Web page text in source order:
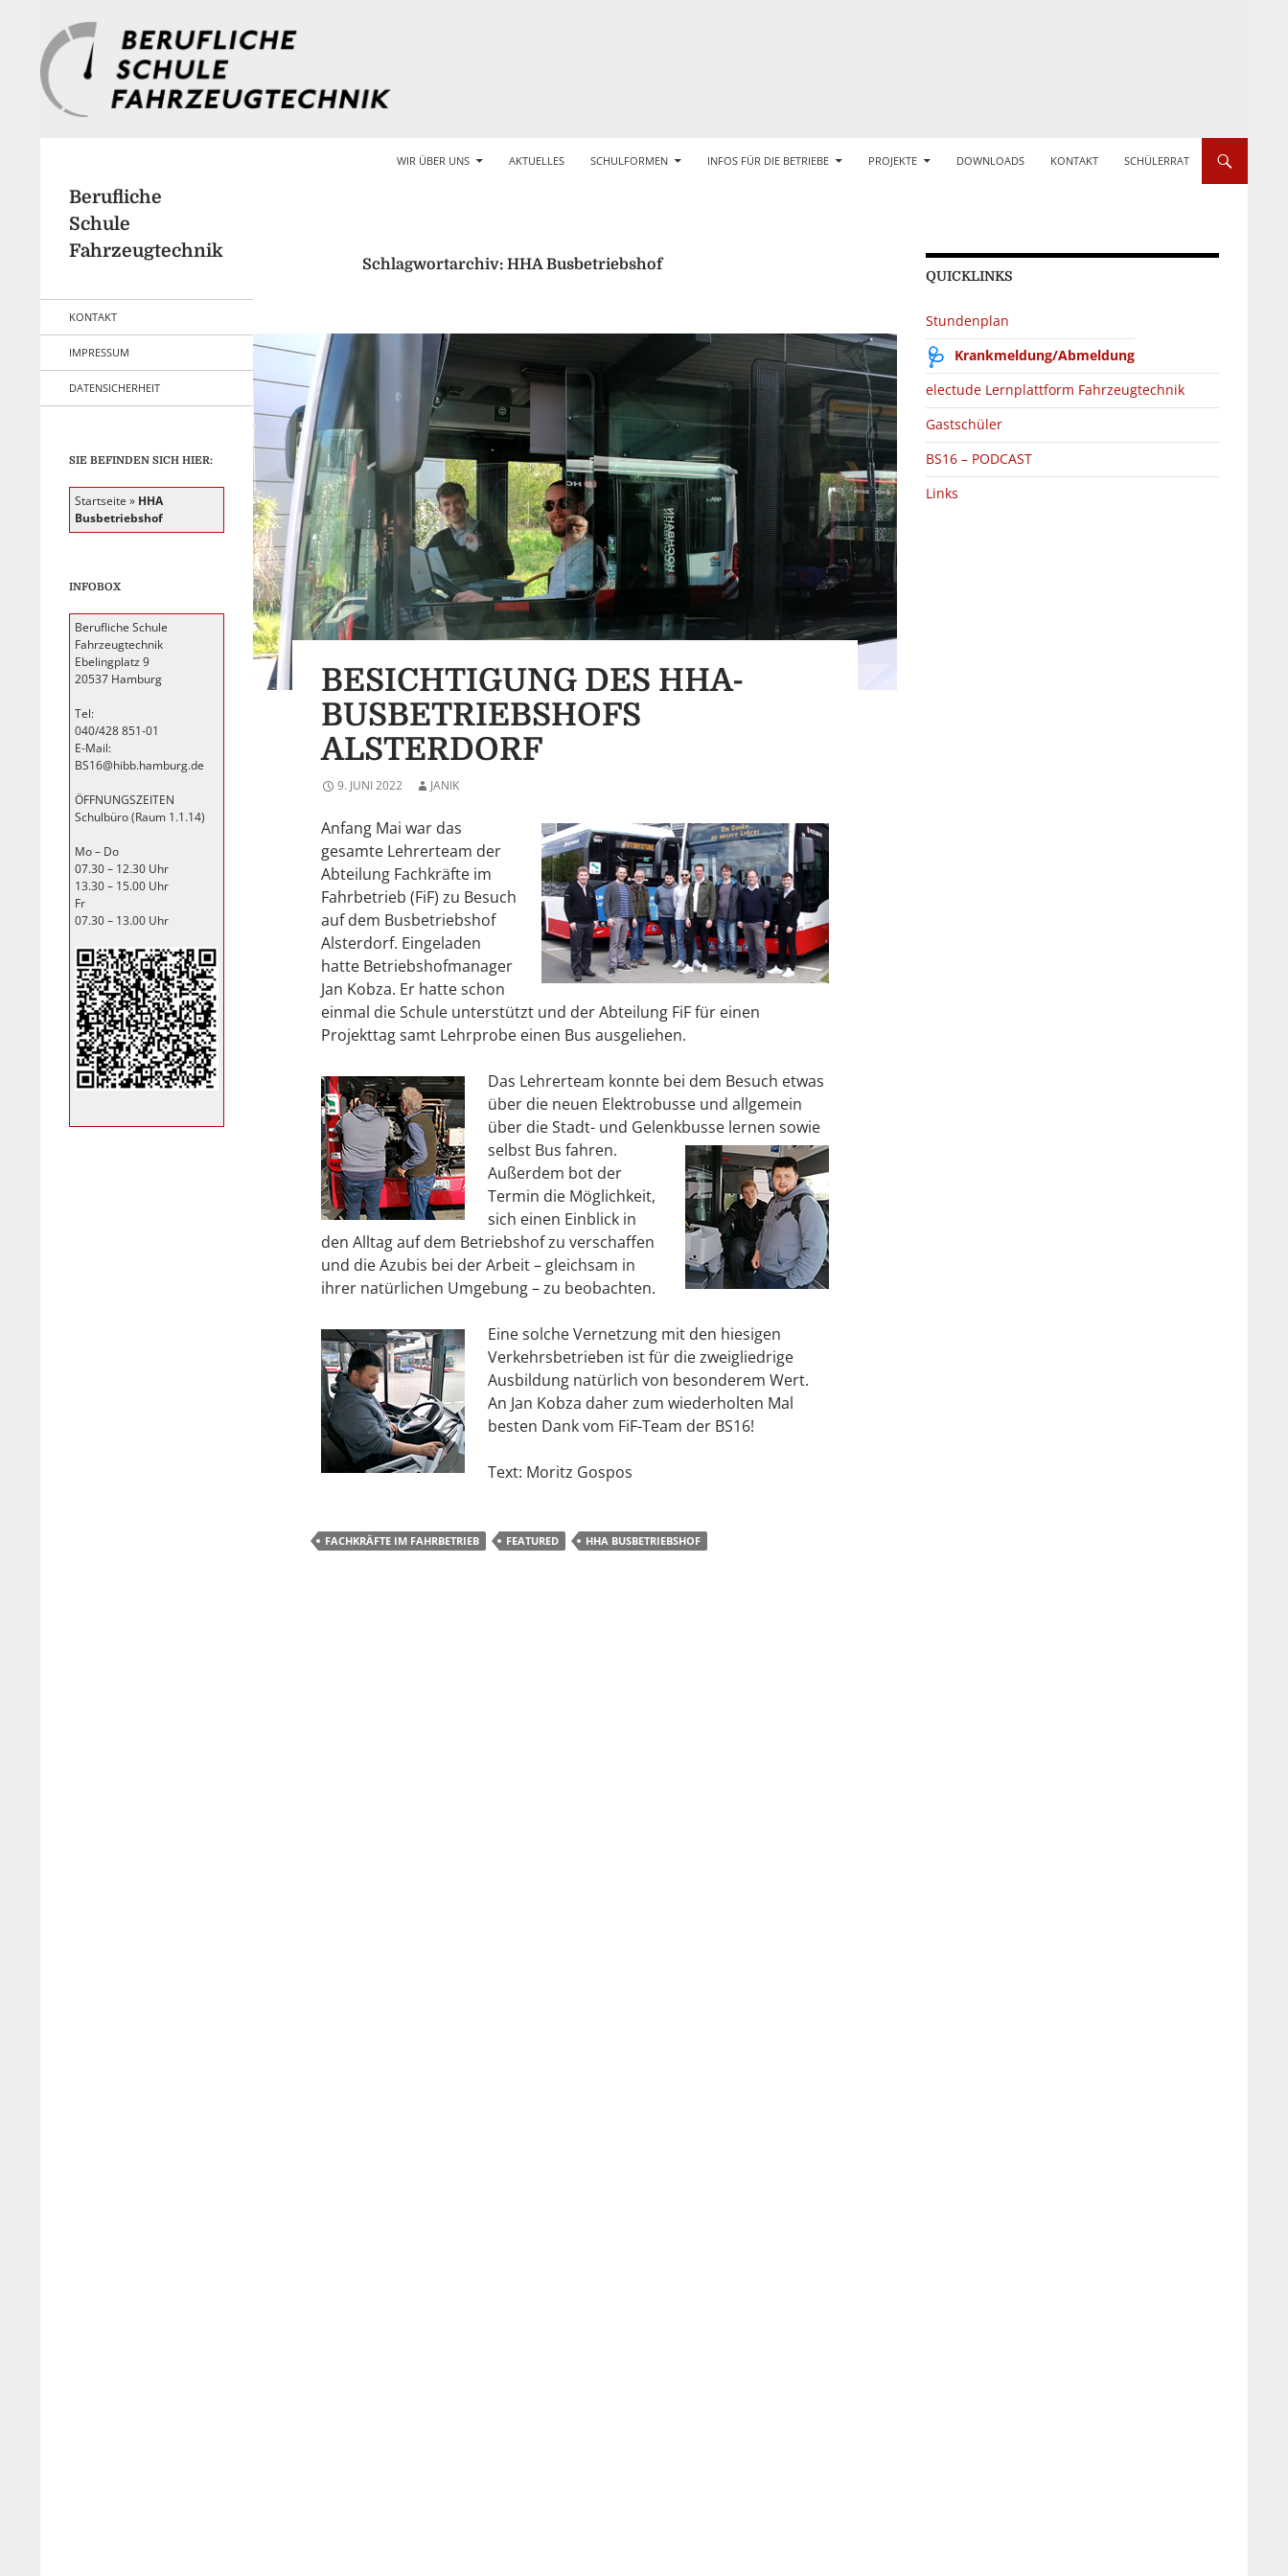
springen
WIR ÜBER UNS AKTUELLES SCHULFORMEN INFOS FÜR DIE BETRIEBE PROJEKTE DOWNLOADS KONTAKT SCHÜLERRAT
Schlagwortarchiv: HHA Busbetriebshof
BESICHTIGUNG DES HHA-
BUSBETRIEBSHOFS
ALSTERDORF
9. JUNI 2022 JANIK
Anfang Mai war das
gesamte Lehrerteam der
Abteilung Fachkräfte im
Fahrbetrieb (FiF) zu Besuch
auf dem Busbetriebshof
Alsterdorf. Eingeladen
hatte Betriebshofmanager
Jan Kobza. Er hatte schon
einmal die Schule unterstützt und der Abteilung FiF für einen
Projekttag samt Lehrprobe einen Bus ausgeliehen.
Das Lehrerteam konnte bei dem Besuch etwas
über die neuen Elektrobusse und allgemein
über die Stadt- und Gelenkbusse lernen sowie
selbst Bus fahren.
Außerdem bot der
Termin die Möglichkeit,
sich einen Einblick in
den Alltag auf dem Betriebshof zu verschaffen
und die Azubis bei der Arbeit – gleichsam in
ihrer natürlichen Umgebung – zu beobachten.
Eine solche Vernetzung mit den hiesigen
Verkehrsbetrieben ist für die zweigliedrige
Ausbildung natürlich von besonderem Wert.
An Jan Kobza daher zum wiederholten Mal
besten Dank vom FiF-Team der BS16!
Text: Moritz Gospos
FACHKRÄFTE IM FAHRBETRIEB FEATURED HHA BUSBETRIEBSHOF
QUICKLINKS
Stundenplan
Krankmeldung/Abmeldung
electude Lernplattform Fahrzeugtechnik
Gastschüler
BS16 – PODCAST
Links
Berufliche
Schule
Fahrzeugtechnik
KONTAKT
IMPRESSUM
DATENSICHERHEIT
SIE BEFINDEN SICH HIER:
Startseite » HHA
Busbetriebshof
INFOBOX
Berufliche Schule
Fahrzeugtechnik
Ebelingplatz 9
20537 Hamburg
Tel:
040/428 851-01
E-Mail:
BS16@hibb.hamburg.de
ÖFFNUNGSZEITEN
Schulbüro (Raum 1.1.14)
Mo – Do
07.30 – 12.30 Uhr
13.30 – 15.00 Uhr
Fr
07.30 – 13.00 Uhr